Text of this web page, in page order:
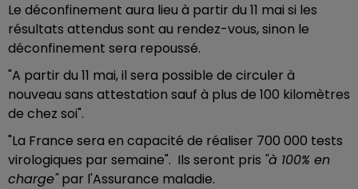
Le déconfinement aura lieu à partir du 11 mai si les
résultats attendus sont au rendez-vous, sinon le
déconfinement sera repoussé.
"A partir du 11 mai, il sera possible de circuler à
nouveau sans attestation sauf à plus de 100 kilomètres
de chez soi".
"La France sera en capacité de réaliser 700 000 tests
virologiques par semaine". Ils seront pris "à 100% en
charge"par l'Assurance maladie.